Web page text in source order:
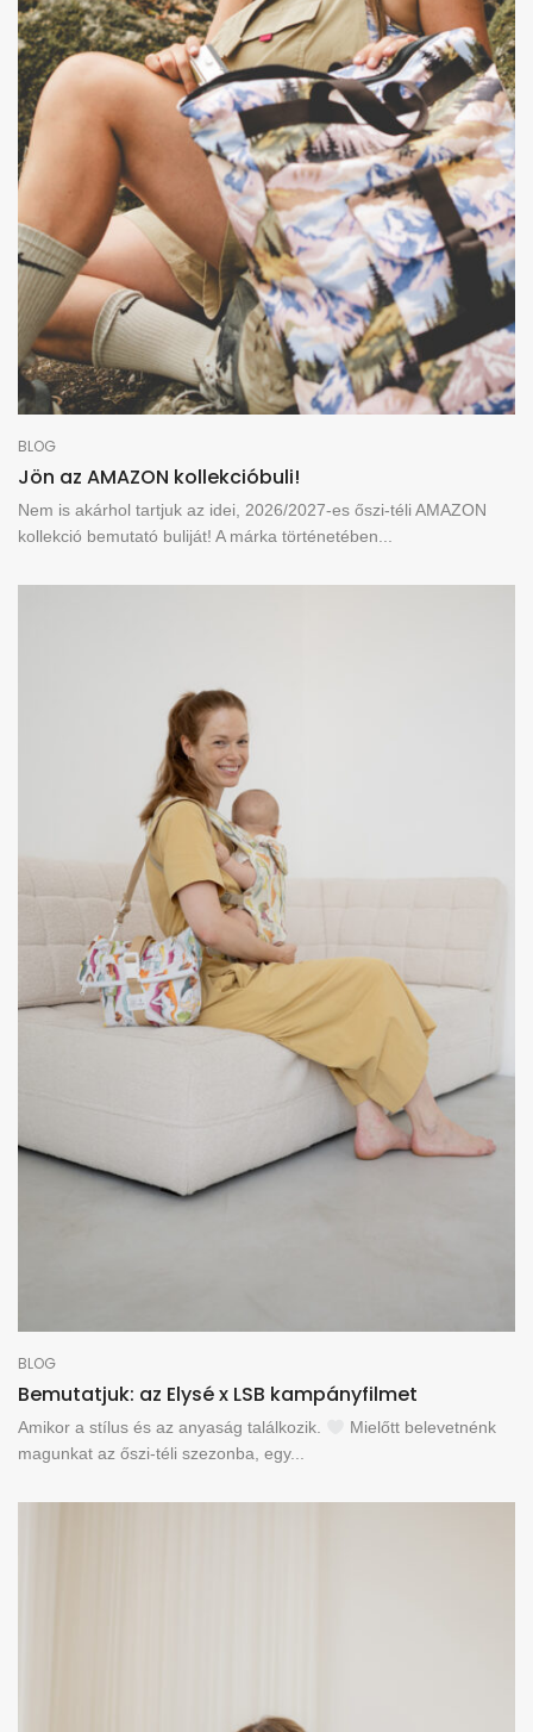
BLOG
Jön az AMAZON kollekcióbuli!
Nem is akárhol tartjuk az idei, 2026/2027-es őszi-téli AMAZON
kollekció bemutató buliját! A márka történetében...
BLOG
Bemutatjuk: az Elysé x LSB kampányfilmet
Amikor a stílus és az anyaság találkozik.
Mielőtt belevetnénk
magunkat az őszi-téli szezonba, egy...